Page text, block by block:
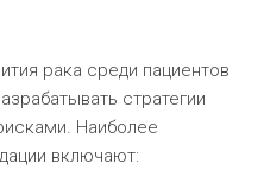
рака среди пациентов
стратегии
Наиболее
включают: